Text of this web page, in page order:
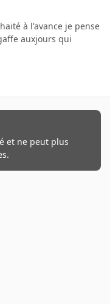
à l'avance je pense
auxjours qui
et ne peut plus